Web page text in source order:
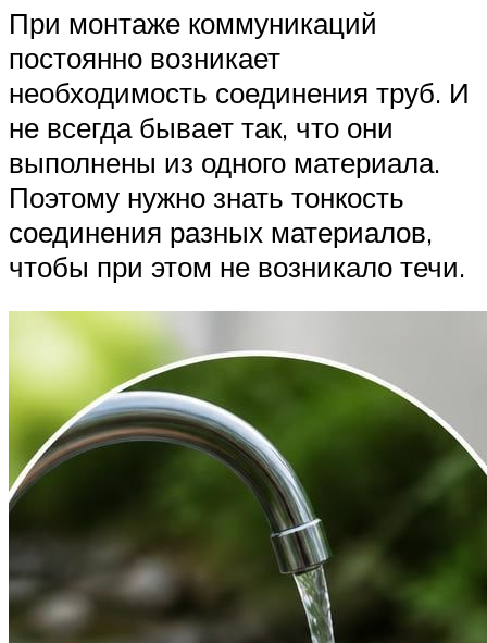
При монтаже коммуникаций
постоянно возникает
необходимость соединения труб. И
не всегда бывает так, что они
выполнены из одного материала.
Поэтому нужно знать тонкость
соединения разных материалов,
чтобы при этом не возникало течи.